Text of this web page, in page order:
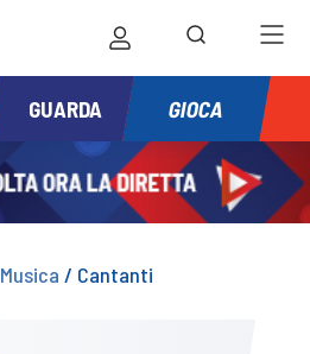
GUARDA GIOCA
Musica / Cantanti